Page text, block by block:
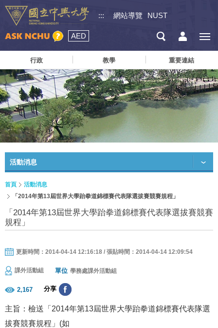
::: 網站導覽 NUST
AED
行政 教學 重要連結
活動消息
首頁
活動消息
「2014年第13屆世界大學跆拳道錦標賽代表隊選拔賽競賽規程」
「2014年第13屆世界大學跆拳道錦標賽代表隊選拔賽競賽
規程」
更新時間：2014-04-14 12:16:18 / 張貼時間：2014-04-14 12:09:54
課外活動組 單位 學務處課外活動組
2,167 分享
主旨：檢送「 2014年第13屆世界大學跆拳道錦標賽代表隊選
拔賽競賽規程」 (如